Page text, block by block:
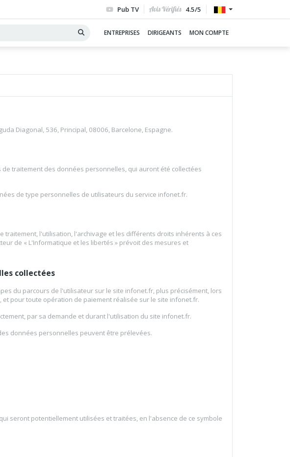
Pub TV 4.5/5
ENTREPRISES DIRIGEANTS MON COMPTE
Diagonal, 536, Principal, 08006, Barcelone, Espagne.
traitement des données personnelles, qui auront été collectées
de type personnelles de utilisateurs du service infonet.fr.
l'utilisation, l'archivage et les différents droits inhérents à ces
de « L'Informatique et les libertés » prévoit des mesures et
collectées
du parcours de l'utilisateur sur le site infonet.fr, plus précisément, lors
pour toute opération de paiement réalisée sur le site infonet.fr.
par sa demande et durant l'utilisation du site infonet.fr.
données personnelles peuvent être prélevées.
seront potentiellement utilisées et traitées, en l'absence de ce symbole